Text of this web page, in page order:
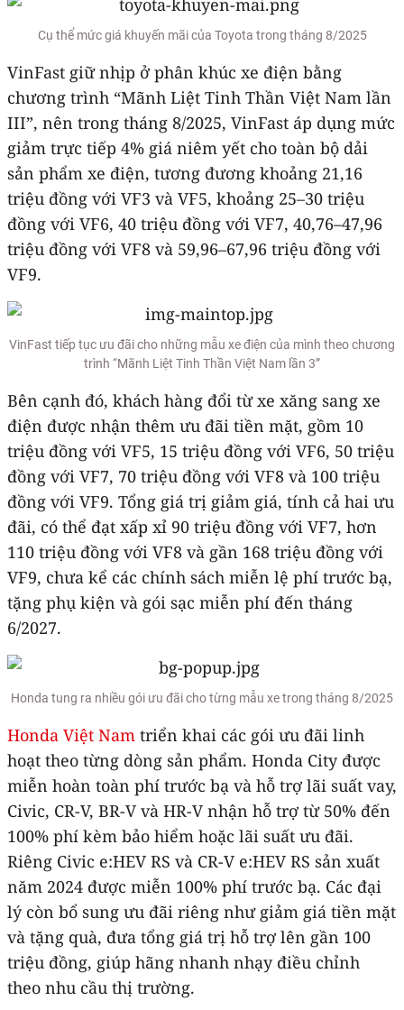
Cụ thể mức giá khuyến mãi của Toyota trong tháng 8/2025
VinFast giữ nhịp ở phân khúc xe điện bằng
chương trình “Mãnh Liệt Tinh Thần Việt Nam lần
III”, nên trong tháng 8/2025, VinFast áp dụng mức
giảm trực tiếp 4% giá niêm yết cho toàn bộ dải
sản phẩm xe điện, tương đương khoảng 21,16
triệu đồng với VF3 và VF5, khoảng 25–30 triệu
đồng với VF6, 40 triệu đồng với VF7, 40,76–47,96
triệu đồng với VF8 và 59,96–67,96 triệu đồng với
VF9.
VinFast tiếp tục ưu đãi cho những mẫu xe điện của mình theo chương
trình “Mãnh Liệt Tinh Thần Việt Nam lần 3”
Bên cạnh đó, khách hàng đổi từ xe xăng sang xe
điện được nhận thêm ưu đãi tiền mặt, gồm 10
triệu đồng với VF5, 15 triệu đồng với VF6, 50 triệu
đồng với VF7, 70 triệu đồng với VF8 và 100 triệu
đồng với VF9. Tổng giá trị giảm giá, tính cả hai ưu
đãi, có thể đạt xấp xỉ 90 triệu đồng với VF7, hơn
110 triệu đồng với VF8 và gần 168 triệu đồng với
VF9, chưa kể các chính sách miễn lệ phí trước bạ,
tặng phụ kiện và gói sạc miễn phí đến tháng
6/2027.
Honda tung ra nhiều gói ưu đãi cho từng mẫu xe trong tháng 8/2025
Honda Việt Nam triển khai các gói ưu đãi linh
hoạt theo từng dòng sản phẩm. Honda City được
miễn hoàn toàn phí trước bạ và hỗ trợ lãi suất vay,
Civic, CR-V, BR-V và HR-V nhận hỗ trợ từ 50% đến
100% phí kèm bảo hiểm hoặc lãi suất ưu đãi.
Riêng Civic e:HEV RS và CR-V e:HEV RS sản xuất
năm 2024 được miễn 100% phí trước bạ. Các đại
lý còn bổ sung ưu đãi riêng như giảm giá tiền mặt
và tặng quà, đưa tổng giá trị hỗ trợ lên gần 100
triệu đồng, giúp hãng nhanh nhạy điều chỉnh
theo nhu cầu thị trường.